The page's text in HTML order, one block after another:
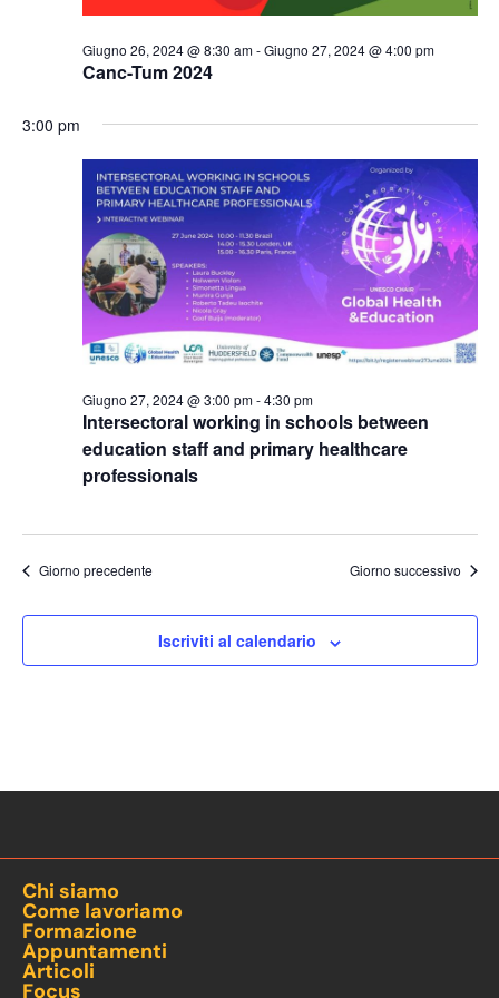
Canc-Tum 2024
Giugno 26, 2024 @ 8:30 am-Giugno 27, 2024 @ 4:00 pm
3:00 pm
Intersectoral working in schools between
education staff and primary healthcare
professionals
Giugno 27, 2024 @ 3:00 pm-4:30 pm
Giorno precedente Giorno successivo
Iscriviti al calendario
Chi siamo
Come lavoriamo
Formazione
Appuntamenti
Articoli
Focus